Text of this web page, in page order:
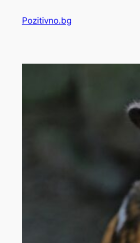
Pozitivno.bg